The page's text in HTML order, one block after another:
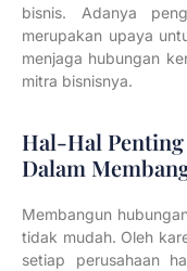
bisnis. Adanya
merupakan upaya
menjaga hubungan
mitra bisnisnya.
Hal-Hal
Dalam
Membangun
tidak mudah. Oleh
setiap perusahaan